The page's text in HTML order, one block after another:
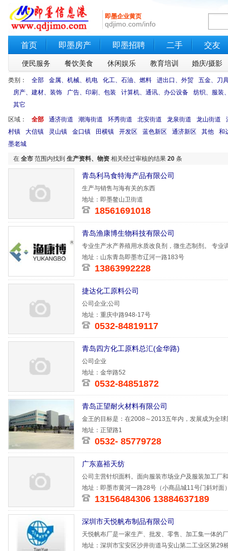
即墨企业黄页
qdjimo.com/info
首页 即墨房产 即墨招聘 二手 交友
便民服务 餐饮美食 休闲娱乐 教育培训 婚庆/摄影
类别： 全部 金属、机械、机电 化工、石油、燃料 进出口、外贸
五金、刀
房产、建材、装饰
广告、印刷、包装 计算机、通讯、办公设备
纺织、服装
其它
区域： 全部 通济街道 潮海街道 环秀街道 北安街道 龙泉街道 龙山街道
村镇
大信镇 灵山镇 金口镇 田横镇 开发区 蓝色新区 通济新区 其他
和
墨老城
在 全市 范围内找到 生产资料、物资 相关经过审核的结果 20 条
青岛利马食特海产品有限公司
生产与销售与海有关的东西
地址：即墨鳌山卫街道
18561691018
青岛渔康博生物科技有限公司
专业生产水产养殖用水质改良剂，微生态制剂。 专
恢复生
地址：山东青岛即墨市辽河一路183号
13863992228
捷达化工原料公司
公司企业;公司
地址：重庆中路948-17号
0532-84819117
青岛四方化工原料总汇(金华路)
公司企业
地址：金华路52
0532-84851872
青岛正望耐火材料有限公司
金王的目标是：在2008～2013五年内，发展成为全
地址：正望路1
0532- 85779728
广东嘉裕天纺
公司主营针织面料。面向服装市场业户及服装加工厂
服务。
地址：即墨市黄河一路28号（小商品城11号门斜对面
13156484306 13884637189
深圳市天悦帆布制品有限公司
天悦帆布厂是一家生产、批发、零售、加工集一体的
帆布、耐火
地址：深圳市宝安区沙井街道马安山第二工业区第29